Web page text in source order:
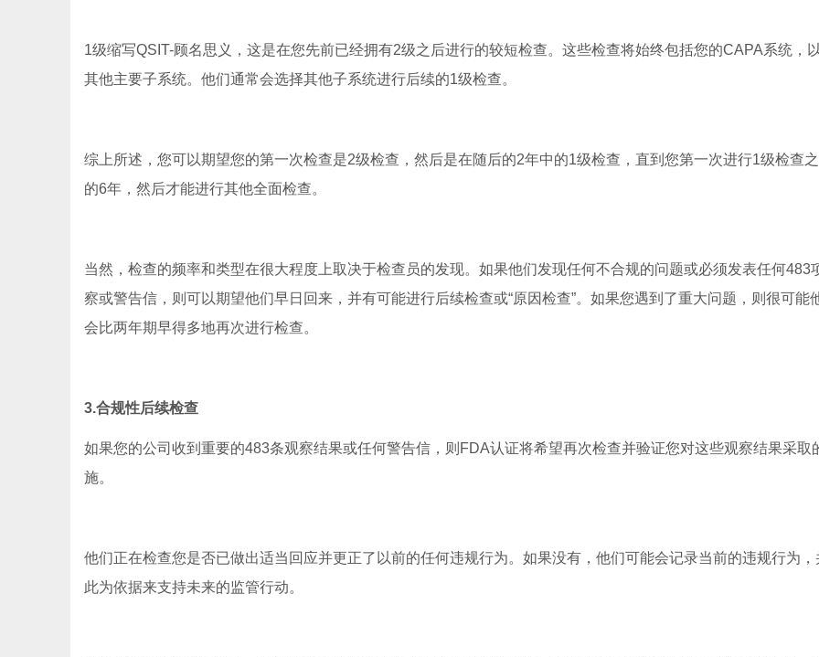
1级缩写QSIT-顾名思义，这是在您先前已经拥有2级之后进行的较短检查。这些检查将始终包括您的CAPA系统，
其他主要子系统。他们通常会选择其他子系统进行后续的1级检查。
综上所述，您可以期望您的第一次检查是2级检查，然后是在随后的2年中的1级检查，直到您第一次进行1级检查
的6年，然后才能进行其他全面检查。
当然，检查的频率和类型在很大程度上取决于检查员的发现。如果他们发现任何不合规的问题或必须发表任何483
察或警告信，则可以期望他们早日回来，并有可能进行后续检查或“原因检查”。如果您遇到了重大问题，则很可能
会比两年期早得多地再次进行检查。
3.合规性后续检查
如果您的公司收到重要的483条观察结果或任何警告信，则FDA认证将希望再次检查并验证您对这些观察结果采取
施。
他们正在检查您是否已做出适当回应并更正了以前的任何违规行为。如果没有，他们可能会记录当前的违规行为，
此为依据来支持未来的监管行动。